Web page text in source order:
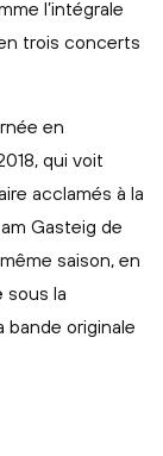
l’intégrale
trois concerts
en
qui voit
acclamés à la
Gasteig de
saison, en
sous la
bande originale